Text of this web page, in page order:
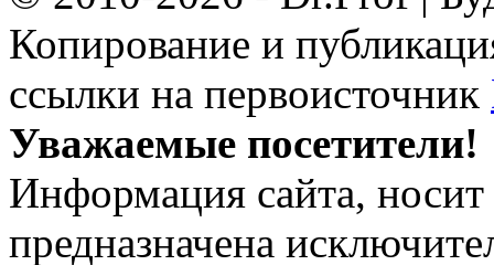
Копирование и
ссылки на первоисточник
Уважаемые посетители!
Информация сайта, носит
предназначена